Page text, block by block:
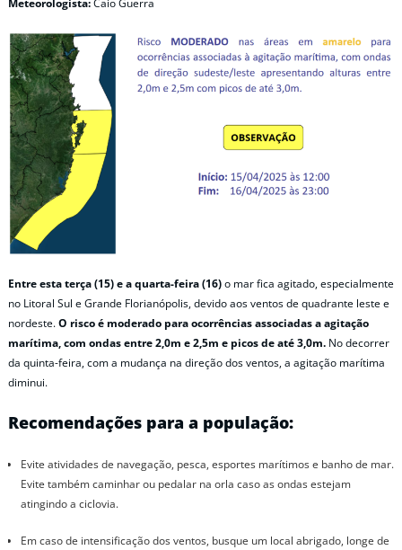
Meteorologista:Caio Guerra
Entre esta terça (15) e a quarta-feira (16)o mar fica agitado, especialmente
no Litoral Sul e Grande Florianópolis, devido aos ventos de quadrante leste e
nordeste.O risco é moderado para ocorrências associadas a agitação
marítima, com ondas entre 2,0m e 2,5m e picos de até 3,0m. No decorrer
da quinta-feira, com a mudança na direção dos ventos, a agitação marítima
diminui.
Recomendações para a população:
Evite atividades de navegação, pesca, esportes marítimos e banho de mar.
Evite também caminhar ou pedalar na orla caso as ondas estejam
atingindo a ciclovia.
Em caso de intensificação dos ventos, busque um local abrigado, longe de